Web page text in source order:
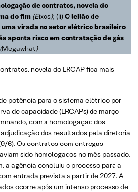
de contratos, novela do
do fim (Eixos); (ii)O leilão de
uma virada no setor elétrico brasileiro
aponta risco em contratação de gás
(Megawhat)
novela do LRCAP fica mais
potência para o sistema elétrico por
de capacidade (LRCAPs) de março
com a homologação dos
dos resultados pela diretoria
6). Os contratos com entregas
sido homologados no mês passado.
a agência concluiu o processo para a
entrada prevista a partir de 2027. A
ocorre após um intenso processo de